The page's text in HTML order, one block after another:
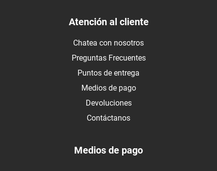
Atención al cliente
Chatea con nosotros
Preguntas Frecuentes
Puntos de entrega
Medios de pago
Devoluciones
Contáctanos
Medios de pago